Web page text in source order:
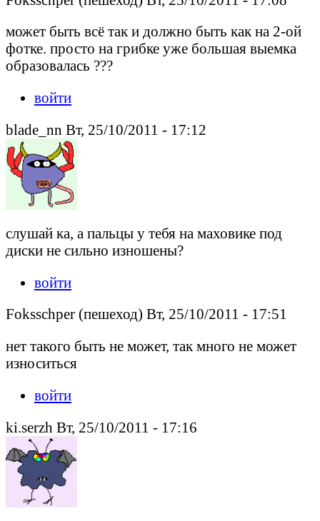
может быть всё так и должно быть как на 2-ой
фотке. просто на грибке уже большая выемка
образовалась ???
войти
blade_nn Вт, 25/10/2011 - 17:12
слушай ка, а пальцы у тебя на маховике под
диски не сильно изношены?
войти
Foksschper (пешеход) Вт, 25/10/2011 - 17:51
нет такого быть не может, так много не может
износиться
войти
ki.serzh Вт, 25/10/2011 - 17:16